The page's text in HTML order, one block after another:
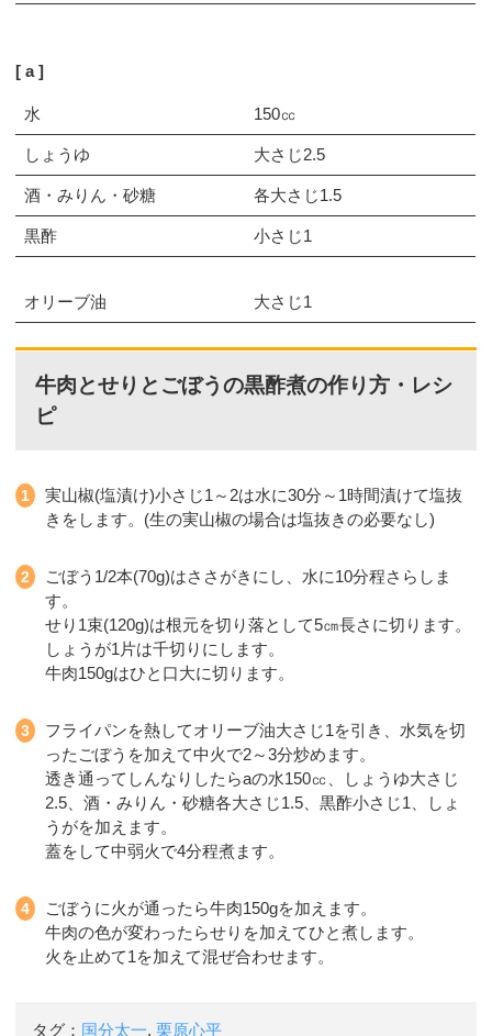
a
水 150㏄
しょうゆ 大さじ2.5
酒・みりん・砂糖 各大さじ1.5
黒酢 小さじ1
オリーブ油 大さじ1
牛肉とせりとごぼうの黒酢煮の作り方・レシ
ピ
実山椒(塩漬け)小さじ1～2は水に30分～1時間漬けて塩抜
きをします。(生の実山椒の場合は塩抜きの必要なし)
ごぼう1/2本(70g)はささがきにし、水に10分程さらしま
す。
せり1束(120g)は根元を切り落として5㎝長さに切ります。
しょうが1片は千切りにします。
牛肉150gはひと口大に切ります。
フライパンを熱してオリーブ油大さじ1を引き、水気を切
ったごぼうを加えて中火で2～3分炒めます。
透き通ってしんなりしたらaの水150㏄、しょうゆ大さじ
2.5、酒・みりん・砂糖各大さじ1.5、黒酢小さじ1、しょ
うがを加えます。
蓋をして中弱火で4分程煮ます。
ごぼうに火が通ったら牛肉150gを加えます。
牛肉の色が変わったらせりを加えてひと煮します。
火を止めて1を加えて混ぜ合わせます。
タグ： 国分太一,栗原心平